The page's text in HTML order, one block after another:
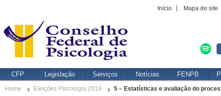
Início Mapa do site
CFP Legislação Serviços Notícias FENPB
Home Eleições Psicologia 2019 5 – Estatísticas e avaliação do